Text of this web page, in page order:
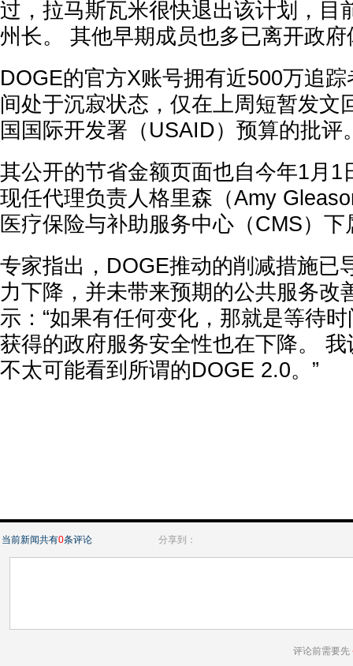
过，拉马斯瓦米很快退出该计划，目
州长。 其他早期成员也多已离开政府
DOGE的官方X账号拥有近500万追
间处于沉寂状态，仅在上周短暂发文
国国际开发署（USAID）预算的批评
其公开的节省金额页面也自今年1月1
现任代理负责人格里森（Amy
医疗保险与补助服务中心（CMS）
专家指出，DOGE推动的削减措施已
力下降，并未带来预期的公共服务改
示：“如果有任何变化，那就是等待
获得的政府服务安全性也在下降。
不太可能看到所谓的DOGE 2.0。”
当前新闻共有0条评论 分享到：
评论前需要先